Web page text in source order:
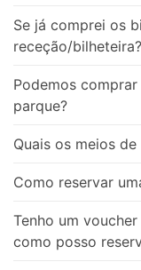
Se já comprei os
receção/bilheteira?
Podemos
parque?
Quais os meios
Como reservar
Tenho um
como posso